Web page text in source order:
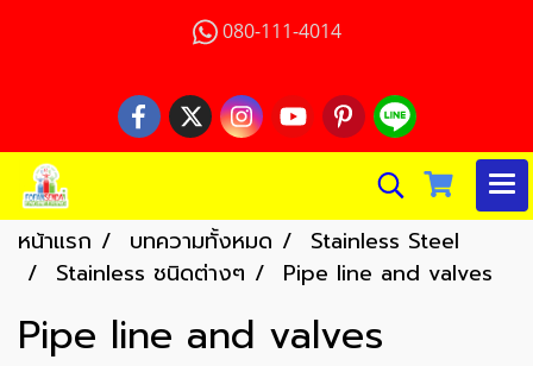
080-111-4014
หน้าแรก บทความทั้งหมด
Stainless Steel
Stainless ชนิดต่างๆ
Pipe line and valves
Pipe line and valves